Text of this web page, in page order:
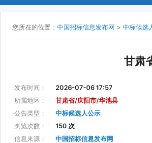
您所在的位置： 中国招标信息发布网 > 中标候选
甘肃
发布时间：
2026-07-06 17:57
所属地区：
甘肃省/庆阳市/华池县
公告类型：
中标候选人公示
浏览次数：
150 次
信息来源：
中国招标信息发布网